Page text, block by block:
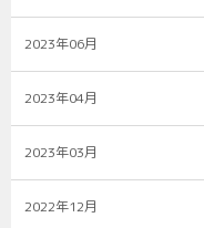
2023年06月
2023年04月
2023年03月
2022年12月